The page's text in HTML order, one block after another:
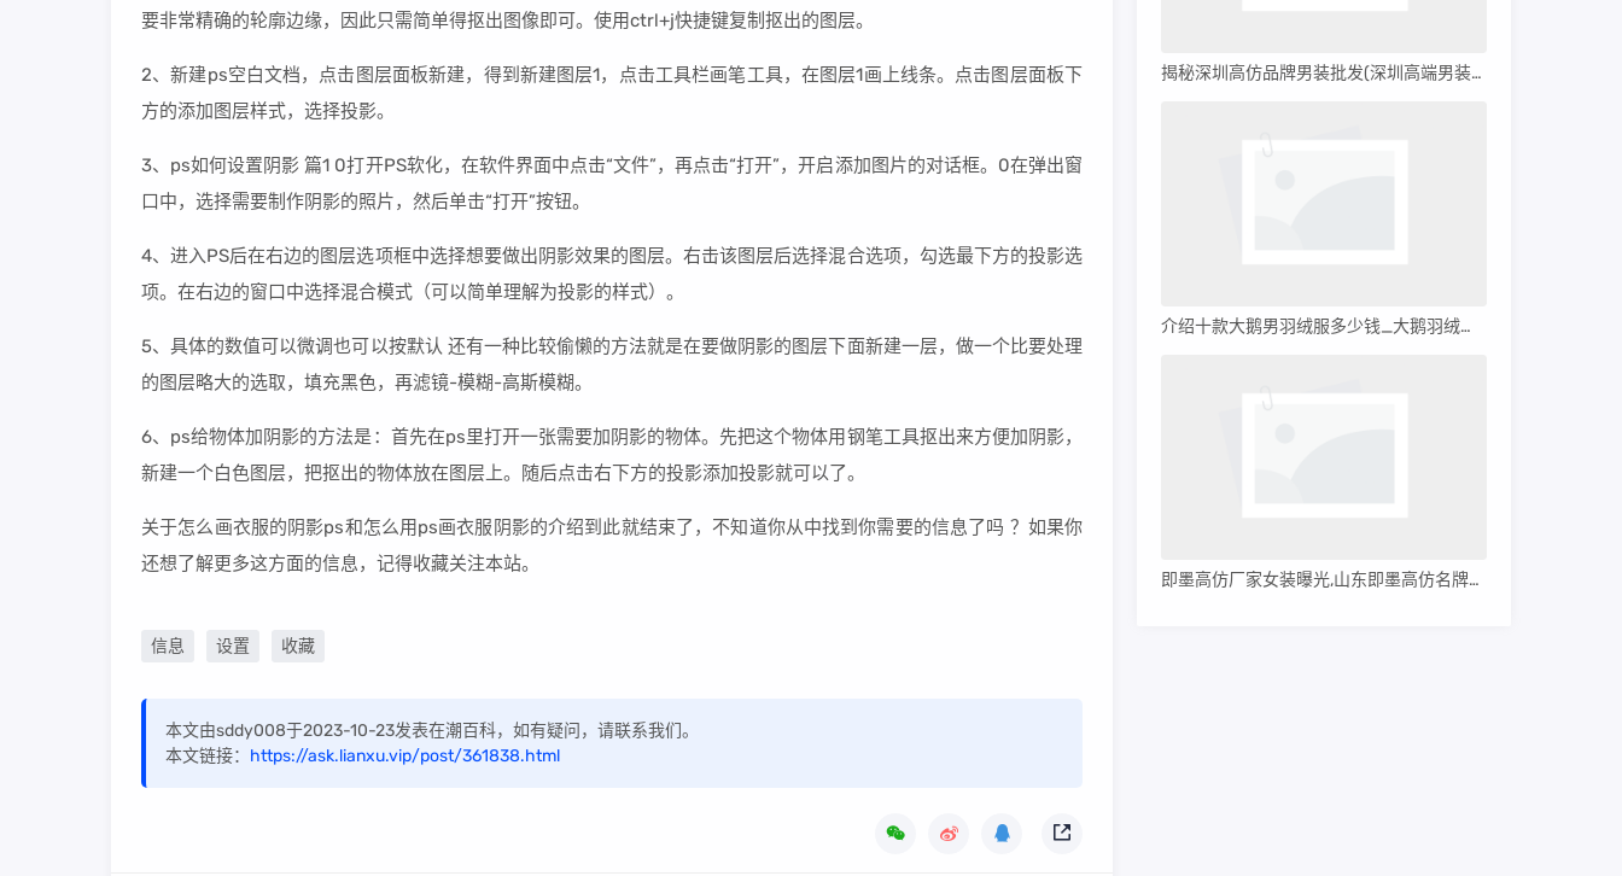
要非常精确的轮廓边缘，因此只需简单得抠出图像即可。使用ctrl+j快捷键复制抠出的图层。
2、新建ps空白文档，点击图层面板新建，得到新建图层1，点击工具栏画笔工具，在图层1画上线条。点击图层面板下
方的添加图层样式，选择投影。
3、ps如何设置阴影 篇1 0打开PS软化，在软件界面中点击“文件”，再点击“打开”，开启添加图片的对话框。0在弹出窗
口中，选择需要制作阴影的照片，然后单击“打开”按钮。
4、进入PS后在右边的图层选项框中选择想要做出阴影效果的图层。右击该图层后选择混合选项，勾选最下方的投影选
项。在右边的窗口中选择混合模式（可以简单理解为投影的样式）。
5、具体的数值可以微调也可以按默认 还有一种比较偷懒的方法就是在要做阴影的图层下面新建一层，做一个比要处理
的图层略大的选取，填充黑色，再滤镜-模糊-高斯模糊。
6、ps给物体加阴影的方法是：首先在ps里打开一张需要加阴影的物体。先把这个物体用钢笔工具抠出来方便加阴影，
新建一个白色图层，把抠出的物体放在图层上。随后点击右下方的投影添加投影就可以了。
关于怎么画衣服的阴影ps和怎么用ps画衣服阴影的介绍到此就结束了，不知道你从中找到你需要的信息了吗 ？如果你
还想了解更多这方面的信息，记得收藏关注本站。
信息 设置 收藏
本文由sddy008于2023-10-23发表在潮百科，如有疑问，请联系我们。
本文链接： https://ask.lianxu.vip/post/361838.html
揭秘深圳高仿品牌男装批发(深圳高端男装批发)
介绍十款大鹅男羽绒服多少钱_大鹅羽绒服多少钱?
即墨高仿厂家女装曝光,山东即墨高仿名牌服装